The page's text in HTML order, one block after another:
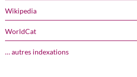
Wikipedia
WorldCat
… autres indexations